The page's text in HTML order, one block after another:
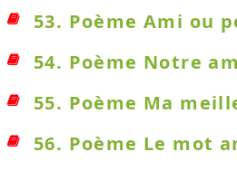
53. Poème Ami ou
54. Poème Notre
55. Poème Ma
56. Poème Le mot